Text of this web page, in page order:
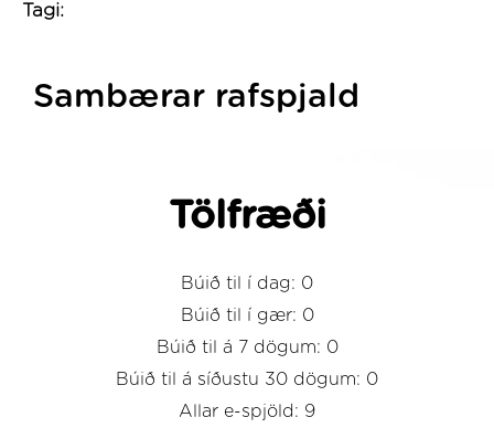
Tagi:
Sambærar rafspjald
Tölfræði
Búið til í dag: 0
Búið til í gær: 0
Búið til á 7 dögum: 0
Búið til á síðustu 30 dögum: 0
Allar e-spjöld: 9